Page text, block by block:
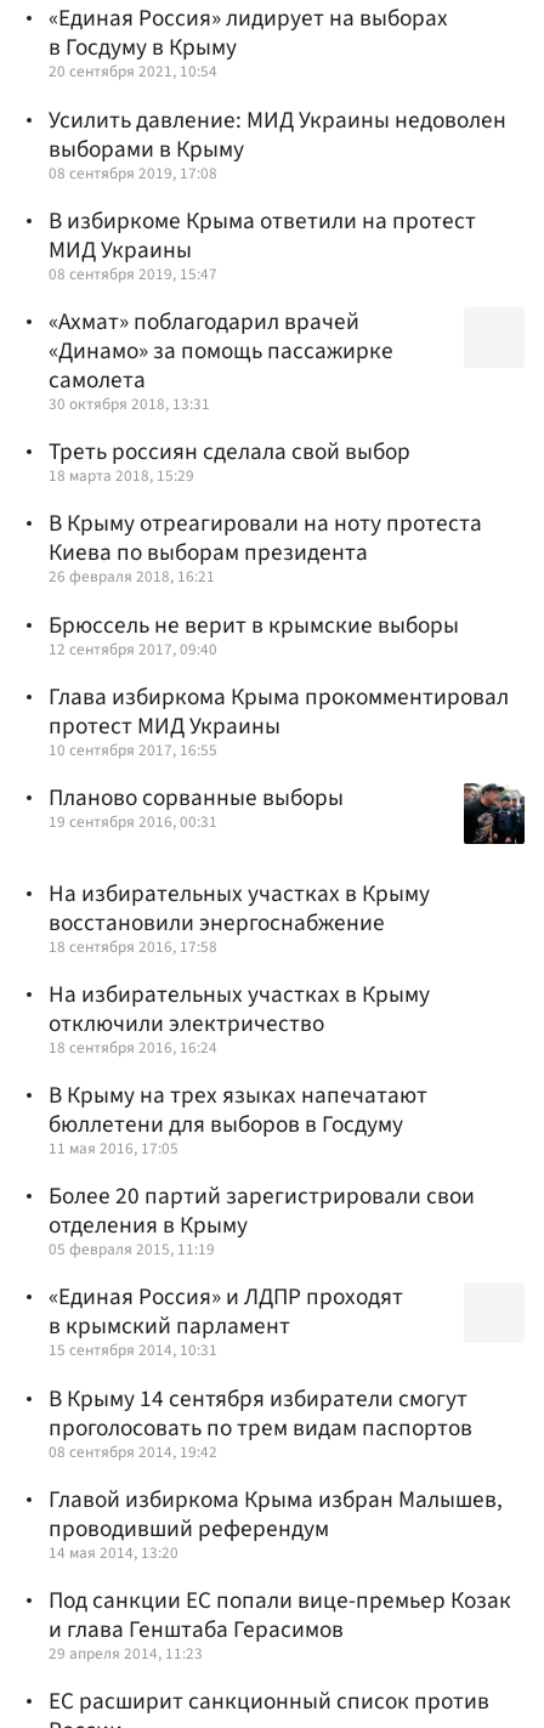
«Единая Россия» лидирует на выборах
в Госдуму в Крыму
20 сентября 2021, 10:54
Усилить давление: МИД Украины недоволен
выборами в Крыму
08 сентября 2019, 17:08
В избиркоме Крыма ответили на протест
МИД Украины
08 сентября 2019, 15:47
«Ахмат» поблагодарил врачей
«Динамо» за помощь пассажирке
самолета
30 октября 2018, 13:31
Треть россиян сделала свой выбор
18 марта 2018, 15:29
В Крыму отреагировали на ноту протеста
Киева по выборам президента
26 февраля 2018, 16:21
Брюссель не верит в крымские выборы
12 сентября 2017, 09:40
Глава избиркома Крыма прокомментировал
протест МИД Украины
10 сентября 2017, 16:55
Планово сорванные выборы
19 сентября 2016, 00:31
На избирательных участках в Крыму
восстановили энергоснабжение
18 сентября 2016, 17:58
На избирательных участках в Крыму
отключили электричество
18 сентября 2016, 16:24
В Крыму на трех языках напечатают
бюллетени для выборов в Госдуму
11 мая 2016, 17:05
Более 20 партий зарегистрировали свои
отделения в Крыму
05 февраля 2015, 11:19
«Единая Россия» и ЛДПР проходят
в крымский парламент
15 сентября 2014, 10:31
В Крыму 14 сентября избиратели смогут
проголосовать по трем видам паспортов
08 сентября 2014, 19:42
Главой избиркома Крыма избран Малышев,
проводивший референдум
14 мая 2014, 13:20
Под санкции ЕС попали вице-премьер Козак
и глава Генштаба Герасимов
29 апреля 2014, 11:23
ЕС расширит санкционный список против